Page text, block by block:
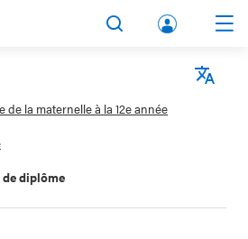
lbert
unt
de la maternelle à la 12e année
de diplôme